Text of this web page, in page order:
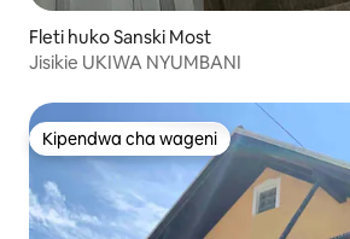
Fleti huko Sanski Most
Jisikie UKIWA NYUMBANI
Kipendwa cha wageni
Kipendwa cha wageni